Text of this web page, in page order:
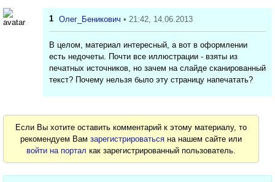
1 Олег_Беникович • 21:42, 14.06.2013
В целом, материал интересный, а вот в оформлении
есть недочеты. Почти все иллюстрации - взяты из
печатных источников, но зачем на слайде сканированный
текст? Почему нельзя было эту страницу напечатать?
Если Вы хотите оставить комментарий к этому материалу, то
рекомендуем Вамзарегистрироваться на нашем сайте или
войти на портал как зарегистрированный пользователь.